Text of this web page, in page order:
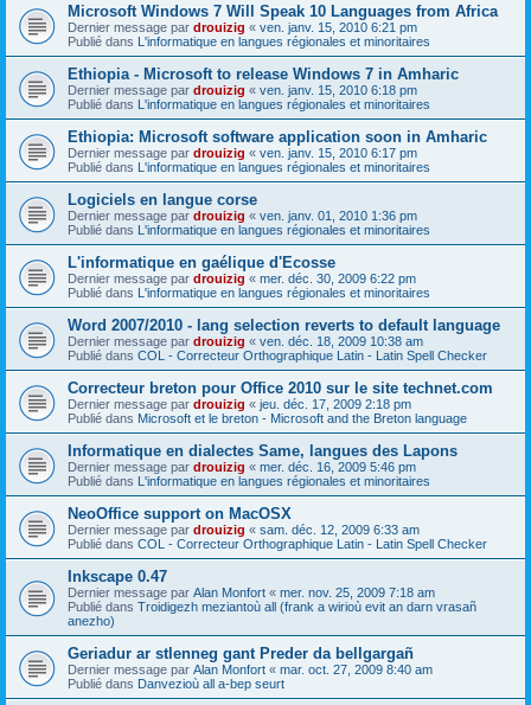
Microsoft Windows 7 Will Speak 10 Languages from Africa
Dernier message par drouizig « ven. janv. 15, 2010 6:21 pm
Publié dans L'informatique en langues régionales et minoritaires
Ethiopia - Microsoft to release Windows 7 in Amharic
Dernier message par drouizig « ven. janv. 15, 2010 6:18 pm
Publié dans L'informatique en langues régionales et minoritaires
Ethiopia: Microsoft software application soon in Amharic
Dernier message par drouizig « ven. janv. 15, 2010 6:17 pm
Publié dans L'informatique en langues régionales et minoritaires
Logiciels en langue corse
Dernier message par drouizig « ven. janv. 01, 2010 1:36 pm
Publié dans L'informatique en langues régionales et minoritaires
L'informatique en gaélique d'Ecosse
Dernier message par drouizig « mer. déc. 30, 2009 6:22 pm
Publié dans L'informatique en langues régionales et minoritaires
Word 2007/2010 - lang selection reverts to default language
Dernier message par drouizig « ven. déc. 18, 2009 10:38 am
Publié dans COL - Correcteur Orthographique Latin - Latin Spell Checker
Correcteur breton pour Office 2010 sur le site technet.com
Dernier message par drouizig « jeu. déc. 17, 2009 2:18 pm
Publié dans Microsoft et le breton - Microsoft and the Breton language
Informatique en dialectes Same, langues des Lapons
Dernier message par drouizig « mer. déc. 16, 2009 5:46 pm
Publié dans L'informatique en langues régionales et minoritaires
NeoOffice support on MacOSX
Dernier message par drouizig « sam. déc. 12, 2009 6:33 am
Publié dans COL - Correcteur Orthographique Latin - Latin Spell Checker
Inkscape 0.47
Dernier message par Alan Monfort « mer. nov. 25, 2009 7:18 am
Publié dans Troidigezh meziantoù all (frank a wirioù evit an darn vrasañ
anezho)
Geriadur ar stlenneg gant Preder da bellgargañ
Dernier message par Alan Monfort « mar. oct. 27, 2009 8:40 am
Publié dans Danvezioù all a-bep seurt